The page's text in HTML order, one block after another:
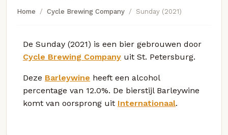
Home Cycle Brewing Company Sunday (2021)
De Sunday (2021) is een bier gebrouwen door
Cycle Brewing Company uit St. Petersburg.
Deze Barleywine heeft een alcohol
percentage van 12.0%. De bierstijl Barleywine
komt van oorsprong uit Internationaal.